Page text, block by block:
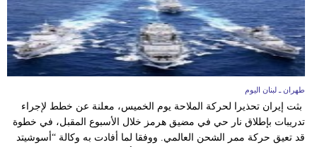
أزياء
إسلامية
علوم
بيئة
طهران ـ لبنان اليوم
بثت إيران تحذيرا لحركة الملاحة يوم الخميس، معلنة عن خطط لإجراء
تدريبات بإطلاق نار حي في مضيق هرمز خلال الأسبوع المقبل، في خطوة
قد تعيق حركة ممر الشحن العالمي. ووفقا لما أفادت به وكالة “أسوشيتد